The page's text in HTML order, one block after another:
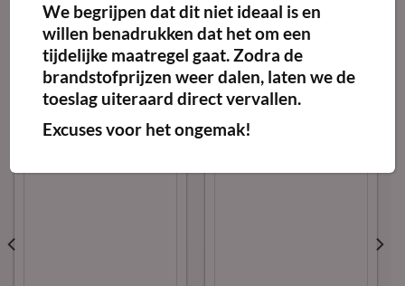
Statiegeld:€ 35,00 (geen BTW)
GERELATEERDE PRODUCTEN
We begrijpen dat dit niet ideaal is en
willen benadrukken dat het om een
tijdelijke maatregel gaat. Zodra de
brandstofprijzen weer dalen, laten we de
toeslag uiteraard direct vervallen.
Excuses voor het ongemak!